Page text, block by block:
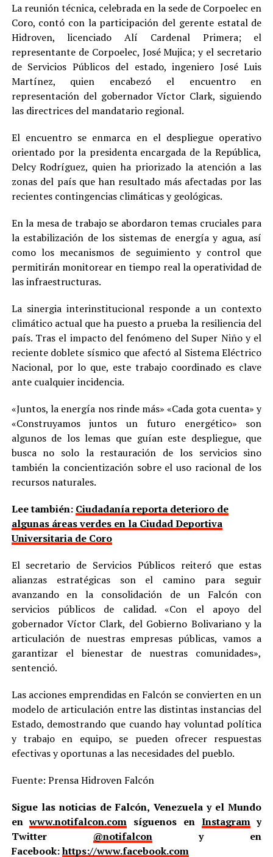
La reunión técnica, celebrada en la sede de Corpoelec en
Coro, contó con la participación del gerente estatal de
Hidroven, licenciado Alí Cardenal Primera; el
representante de Corpoelec, José Mujica; y el secretario
de Servicios Públicos del estado, ingeniero José Luis
Martínez, quien encabezó el encuentro en
representación del gobernador Víctor Clark, siguiendo
las directrices del mandatario regional.
El encuentro se enmarca en el despliegue operativo
orientado por la presidenta encargada de la República,
Delcy Rodríguez, quien ha priorizado la atención a las
zonas del país que han resultado más afectadas por las
recientes contingencias climáticas y geológicas.
En la mesa de trabajo se abordaron temas cruciales para
la estabilización de los sistemas de energía y agua, así
como los mecanismos de seguimiento y control que
permitirán monitorear en tiempo real la operatividad de
las infraestructuras.
La sinergia interinstitucional responde a un contexto
climático actual que ha puesto a prueba la resiliencia del
país. Tras el impacto del fenómeno del Super Niño y el
reciente doblete sísmico que afectó al Sistema Eléctrico
Nacional, por lo que, este trabajo coordinado es clave
ante cualquier incidencia.
«Juntos, la energía nos rinde más» «Cada gota cuenta» y
«Construyamos juntos un futuro energético» son
algunos de los lemas que guían este despliegue, que
busca no solo la restauración de los servicios sino
también la concientización sobre el uso racional de los
recursos naturales.
Lee también: Ciudadanía reporta deterioro de
algunas áreas verdes en la Ciudad Deportiva
Universitaria de Coro
El secretario de Servicios Públicos reiteró que estas
alianzas estratégicas son el camino para seguir
avanzando en la consolidación de un Falcón con
servicios públicos de calidad. «Con el apoyo del
gobernador Víctor Clark, del Gobierno Bolivariano y la
articulación de nuestras empresas públicas, vamos a
garantizar el bienestar de nuestras comunidades»,
sentenció.
Las acciones emprendidas en Falcón se convierten en un
modelo de articulación entre las distintas instancias del
Estado, demostrando que cuando hay voluntad política
y trabajo en equipo, se pueden ofrecer respuestas
efectivas y oportunas a las necesidades del pueblo.
Fuente: Prensa Hidroven Falcón
Sigue las noticias de Falcón, Venezuela y el Mundo
enwww.notifalcon.com síguenos en Instagramy
Twitter @notifalcony en
Facebook:https://www.facebook.com